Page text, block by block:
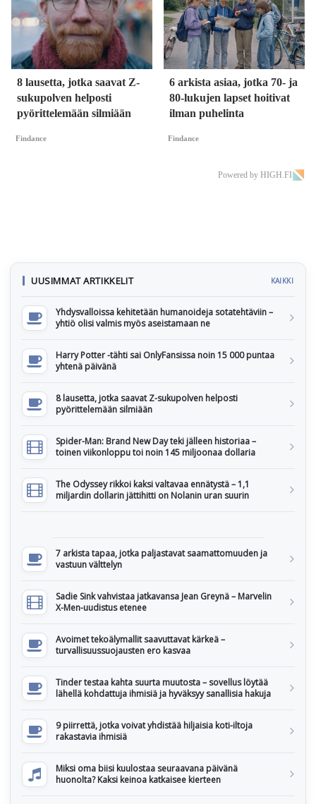
8 lausetta, jotka saavat Z-
sukupolven helposti
pyörittelemään silmiään
Findance
6 arkista asiaa, jotka 70- ja
80-lukujen lapset hoitivat
ilman puhelinta
Findance
Powered by HIGH.FI
UUSIMMAT ARTIKKELIT KAIKKI
Yhdysvalloissa kehitetään humanoideja sotatehtäviin –
yhtiö olisi valmis myös aseistamaan ne
Harry Potter -tähti sai OnlyFansissa noin 15 000 puntaa
yhtenä päivänä
8 lausetta, jotka saavat Z-sukupolven helposti
pyörittelemään silmiään
Spider-Man: Brand New Day teki jälleen historiaa –
toinen viikonloppu toi noin 145 miljoonaa dollaria
The Odyssey rikkoi kaksi valtavaa ennätystä – 1,1
miljardin dollarin jättihitti on Nolanin uran suurin
7 arkista tapaa, jotka paljastavat saamattomuuden ja
vastuun välttelyn
Sadie Sink vahvistaa jatkavansa Jean Greynä – Marvelin
X-Men-uudistus etenee
Avoimet tekoälymallit saavuttavat kärkeä –
turvallisuussuojausten ero kasvaa
Tinder testaa kahta suurta muutosta – sovellus löytää
lähellä kohdattuja ihmisiä ja hyväksyy sanallisia hakuja
9 piirrettä, jotka voivat yhdistää hiljaisia koti-iltoja
rakastavia ihmisiä
Miksi oma biisi kuulostaa seuraavana päivänä
huonolta? Kaksi keinoa katkaisee kierteen